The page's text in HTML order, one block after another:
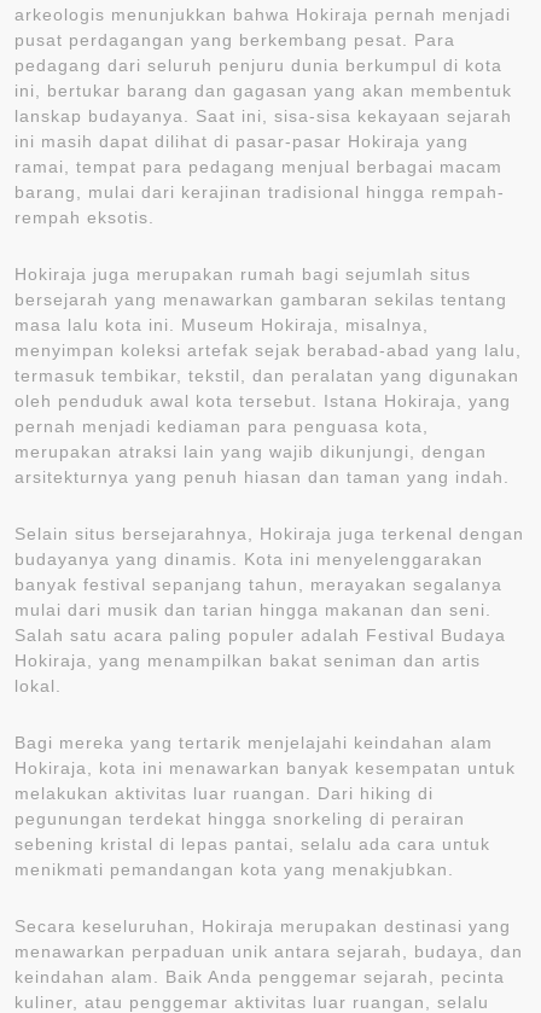
arkeologis menunjukkan bahwa Hokiraja pernah menjadi
pusat perdagangan yang berkembang pesat. Para
pedagang dari seluruh penjuru dunia berkumpul di kota
ini, bertukar barang dan gagasan yang akan membentuk
lanskap budayanya. Saat ini, sisa-sisa kekayaan sejarah
ini masih dapat dilihat di pasar-pasar Hokiraja yang
ramai, tempat para pedagang menjual berbagai macam
barang, mulai dari kerajinan tradisional hingga rempah-
rempah eksotis.
Hokiraja juga merupakan rumah bagi sejumlah situs
bersejarah yang menawarkan gambaran sekilas tentang
masa lalu kota ini. Museum Hokiraja, misalnya,
menyimpan koleksi artefak sejak berabad-abad yang lalu,
termasuk tembikar, tekstil, dan peralatan yang digunakan
oleh penduduk awal kota tersebut. Istana Hokiraja, yang
pernah menjadi kediaman para penguasa kota,
merupakan atraksi lain yang wajib dikunjungi, dengan
arsitekturnya yang penuh hiasan dan taman yang indah.
Selain situs bersejarahnya, Hokiraja juga terkenal dengan
budayanya yang dinamis. Kota ini menyelenggarakan
banyak festival sepanjang tahun, merayakan segalanya
mulai dari musik dan tarian hingga makanan dan seni.
Salah satu acara paling populer adalah Festival Budaya
Hokiraja, yang menampilkan bakat seniman dan artis
lokal.
Bagi mereka yang tertarik menjelajahi keindahan alam
Hokiraja, kota ini menawarkan banyak kesempatan untuk
melakukan aktivitas luar ruangan. Dari hiking di
pegunungan terdekat hingga snorkeling di perairan
sebening kristal di lepas pantai, selalu ada cara untuk
menikmati pemandangan kota yang menakjubkan.
Secara keseluruhan, Hokiraja merupakan destinasi yang
menawarkan perpaduan unik antara sejarah, budaya, dan
keindahan alam. Baik Anda penggemar sejarah, pecinta
kuliner, atau penggemar aktivitas luar ruangan, selalu